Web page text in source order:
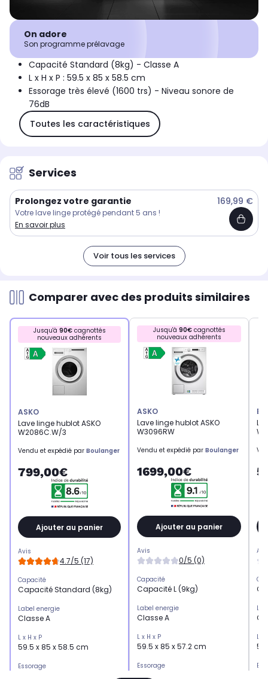
On adore
Son programme prélavage
Capacité Standard (8kg) - Classe A
L x H x P : 59.5 x 85 x 58.5 cm
Essorage très élevé (1600 trs) - Niveau sonore de
76dB
Toutes les caractéristiques
Services
Prolongez votre garantie 169,99 €
Votre lave linge protégé pendant 5 ans !
En savoir plus
Voir tous les services
Comparer avec des produits similaires
Jusqu'à 90€cagnottés
nouveaux adhérents
ASKO
Lave linge hublot ASKO
W2086C.W/3
Vendu et expédié par Boulanger
799,00€
Ajouter au panier
Avis
4.7/5 (17)
Capacité
Capacité Standard (8kg)
Label energie
Classe A
L x H x P
59.5 x 85 x 58.5 cm
Essorage
Jusqu'à 90€cagnottés
nouveaux adhérents
ASKO
Lave linge hublot ASKO
W3096RW
Vendu et expédié par Boulanger
1699,00€
Ajouter au panier
Avis
0/5 (0)
Capacité
Capacité L (9kg)
Label energie
Classe A
L x H x P
59.5 x 85 x 57.2 cm
Essorage
Essorage très élevé (1600
L x